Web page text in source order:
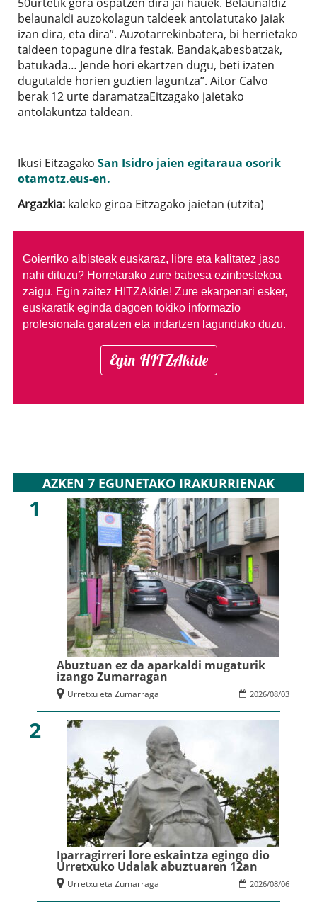
belaunaldi auzokolagun taldeek antolatutako jaiak
izan dira, eta dira”. Auzotarrekinbatera, bi herrietako
taldeen topagune dira festak. Bandak,abesbatzak,
batukada… Jende hori ekartzen dugu, beti izaten
dugutalde horien guztien laguntza”. Aitor Calvo
berak 12 urte daramatzaEitzagako jaietako
antolakuntza taldean.
Ikusi Eitzagako San Isidro jaien egitaraua osorik
otamotz.eus-en.
Argazkia:kaleko giroa Eitzagako jaietan (utzita)
Goierriko albisteak euskaraz, libre eta kalitatez jaso
nahi dituzu? Horretarako zure babesa ezinbestekoa
zaigu. Egin zaitez HITZAkide! Zure ekarpenari esker,
euskaratik eginda dagoen tokiko informazio
profesionala garatzen eta indartzen lagunduko duzu.
Egin HITZAkide
AZKEN 7 EGUNETAKO IRAKURRIENAK
1
Abuztuan ez da aparkaldi mugaturik
izango Zumarragan
2026/08/03
Urretxu eta Zumarraga
2
Iparragirreri lore eskaintza egingo dio
Urretxuko Udalak abuztuaren 12an
2026/08/06
Urretxu eta Zumarraga